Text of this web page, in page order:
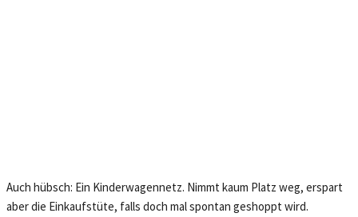
Auch hübsch: Ein Kinderwagennetz. Nimmt kaum Platz weg, erspart
aber die Einkaufstüte, falls doch mal spontan geshoppt wird.